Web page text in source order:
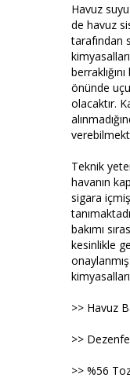
Havuz
de havuz
tarafından
önünde
olacaktır.
Teknik
havanın
sigara
bakımı
kesinlikle
>> Havuz
>>
>> %56